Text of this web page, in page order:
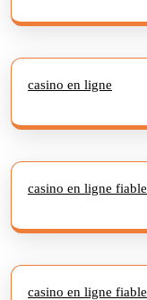
casino en ligne
casino en ligne fiable
casino en ligne fiable